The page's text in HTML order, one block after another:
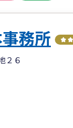
務所
２６